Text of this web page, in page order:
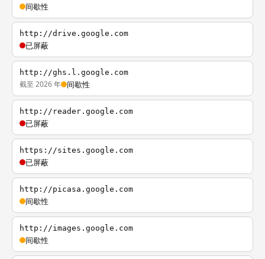
间歇性
http://drive.google.com
已屏蔽
http://ghs.l.google.com
截至 2026 年 间歇性
http://reader.google.com
已屏蔽
https://sites.google.com
已屏蔽
http://picasa.google.com
间歇性
http://images.google.com
间歇性